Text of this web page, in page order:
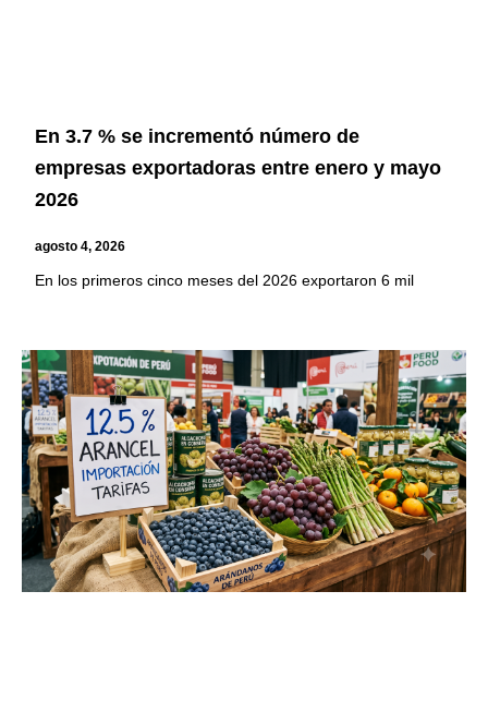
En 3.7 % se incrementó número de
empresas exportadoras entre enero y mayo
2026
agosto 4, 2026
En los primeros cinco meses del 2026 exportaron 6 mil